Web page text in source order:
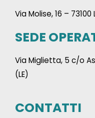
Via Molise, 16 – 73100
SEDE
Via Miglietta, 5 c/o
(LE)
CONTATTI